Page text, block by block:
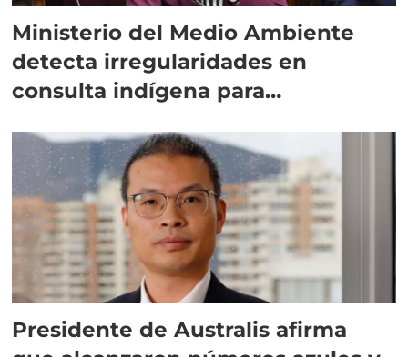
Ministerio del Medio Ambiente
detecta irregularidades en
consulta indígena para
Presidente de Australis afirma